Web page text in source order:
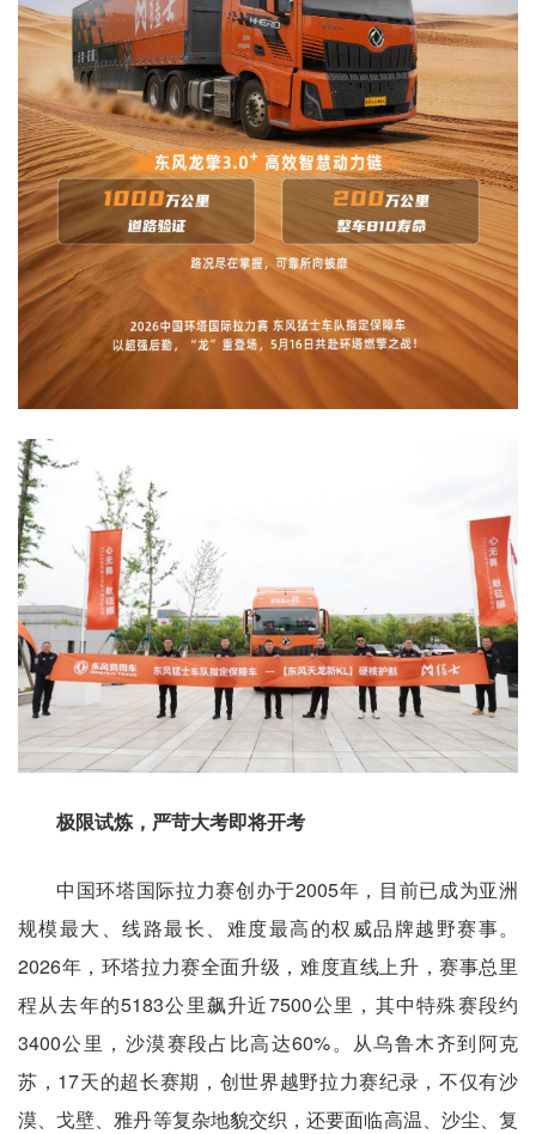
极限试炼，严苛大考即将开考
中国环塔国际拉力赛创办于2005年，目前已成为亚洲
规模最大、线路最长、难度最高的权威品牌越野赛事。
2026年，环塔拉力赛全面升级，难度直线上升，赛事总里
程从去年的5183公里飙升近7500公里，其中特殊赛段约
3400公里，沙漠赛段占比高达60%。从乌鲁木齐到阿克
苏，17天的超长赛期，创世界越野拉力赛纪录，不仅有沙
漠、戈壁、雅丹等复杂地貌交织，还要面临高温、沙尘、复